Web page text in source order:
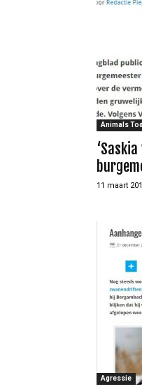
Animals
11 maart
Agressie